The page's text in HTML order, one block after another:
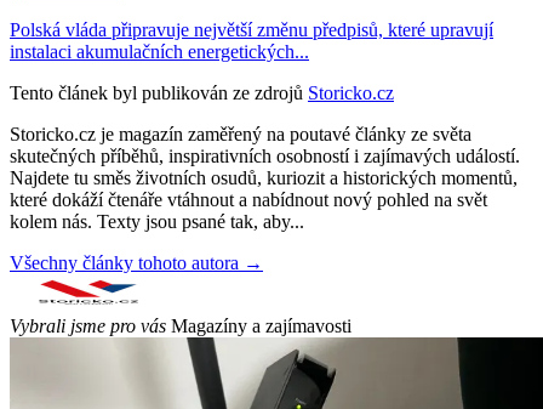
Polská vláda připravuje největší změnu předpisů, které upravují
instalaci akumulačních energetických...
Tento článek byl publikován ze zdrojů Storicko.cz
Storicko.cz je magazín zaměřený na poutavé články ze světa
skutečných příběhů, inspirativních osobností i zajímavých událostí.
Najdete tu směs životních osudů, kuriozit a historických momentů,
které dokáží čtenáře vtáhnout a nabídnout nový pohled na svět
kolem nás. Texty jsou psané tak, aby...
Všechny články tohoto autora →
Vybrali jsme pro vás Magazíny a zajímavosti